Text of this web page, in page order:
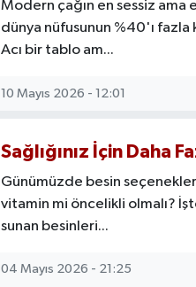
Modern çağın en sessiz ama
dünya nüfusunun %40'ı fazla
Acı bir tablo am...
10 Mayıs 2026 - 12:01
Sağlığınız İçin Daha
Günümüzde besin
vitamin mi öncelikli olmalı?
sunan besinleri...
04 Mayıs 2026 - 21:25